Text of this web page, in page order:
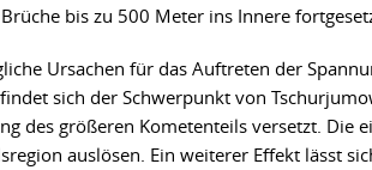
bis zu 500 Meter ins Innere
Ursachen für das Auftreten der
sich der Schwerpunkt von
des größeren Kometenteils versetzt. Die
auslösen. Ein weiterer Effekt lässt